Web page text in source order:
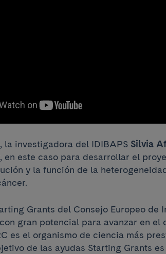
la investigadora del IDIBAPS Silvia
, en este caso para desarrollar el
y la función de la
Grants del Consejo Europeo de
gran potencial para avanzar en
es el organismo de ciencia más
de las ayudas Starting Grants